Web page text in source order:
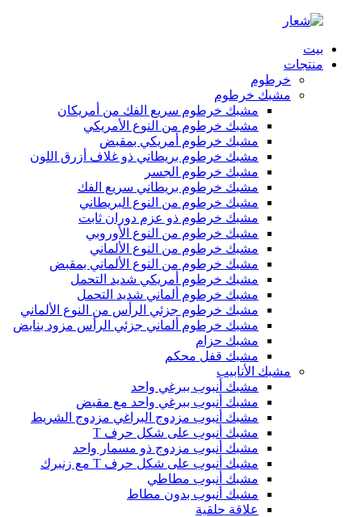
بيت
منتجات
خرطوم
مشبك خرطوم
مشبك خرطوم سريع الفك من أمريكان
مشبك خرطوم من النوع الأمريكي
مشبك خرطوم أمريكي بمقبض
مشبك خرطوم بريطاني ذو غلاف أزرق اللون
مشبك خرطوم الجسر
مشبك خرطوم بريطاني سريع الفك
مشبك خرطوم من النوع البريطاني
مشبك خرطوم ذو عزم دوران ثابت
مشبك خرطوم من النوع الأوروبي
مشبك خرطوم من النوع الألماني
مشبك خرطوم من النوع الألماني بمقبض
مشبك خرطوم أمريكي شديد التحمل
مشبك خرطوم ألماني شديد التحمل
مشبك خرطوم جزئي الرأس من النوع الألماني
مشبك خرطوم ألماني جزئي الرأس مزود بنابض
مشبك حزام
مشبك قفل محكم
مشبك الأنابيب
مشبك أنبوب ببرغي واحد
مشبك أنبوب ببرغي واحد مع مقبض
مشبك أنبوب مزدوج البراغي مزدوج الشريط
مشبك أنبوب على شكل حرف T
مشبك أنبوب مزدوج ذو مسمار واحد
مشبك أنبوب على شكل حرف T مع زنبرك
مشبك أنبوب مطاطي
مشبك أنبوب بدون مطاط
علاقة حلقية